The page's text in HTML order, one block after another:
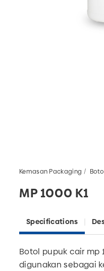
Kemasan Packaging
MP 1000 K1
Specifications
Botol pupuk cair mp
digunakan sebagai